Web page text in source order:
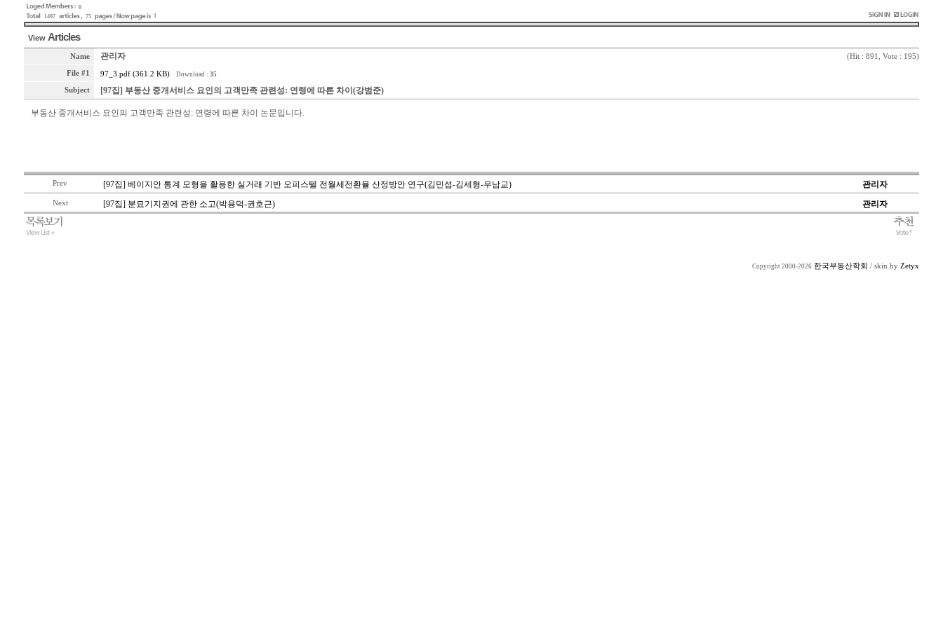
0
1497
75 1
View Articles
Name 관리자 (Hit : 891, Vote : 195)
File #1 97_3.pdf (361.2 KB) Download : 35
Subject [97집] 부동산 중개서비스 요인의 고객만족 관련성: 연령에 따른 차이(강범준)
부동산 중개서비스 요인의 고객만족 관련성: 연령에 따른 차이 논문입니다.
Prev [97집] 베이지안 통계 모형을 활용한 실거래 기반 오피스텔 전월세전환율 산정방안 연구(김민섭-김세형-우남교) 관리자
Next [97집] 분묘기지권에 관한 소고(박용덕-권호근) 관리자
Copyright 2000-2026 한국부동산학회 / skin by Zetyx